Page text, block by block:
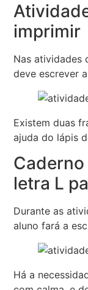
imprimir
Nas atividades
deve escrever
Existem duas
ajuda do lápis
letra L
Durante as
aluno fará a
Há a